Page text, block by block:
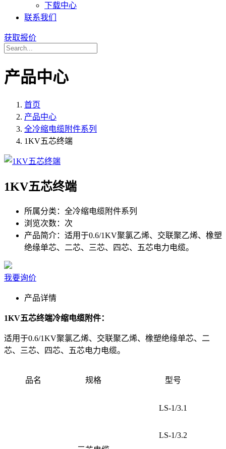
下载中心
联系我们
获取报价
产品中心
首页
产品中心
全冷缩电缆附件系列
1KV五芯终端
1KV五芯终端
所属分类： 全冷缩电缆附件系列
浏览次数： 次
产品简介： 适用于0.6/1KV聚氯乙烯、交联聚乙烯、橡塑
绝缘单芯、二芯、三芯、四芯、五芯电力电缆。
我要询价
产品详情
1KV五芯终端冷缩电缆附件：
适用于0.6/1KV聚氯乙烯、交联聚乙烯、橡塑绝缘单芯、二
芯、三芯、四芯、五芯电力电缆。
品名 规格 型号
LS-1/3.1
LS-1/3.2